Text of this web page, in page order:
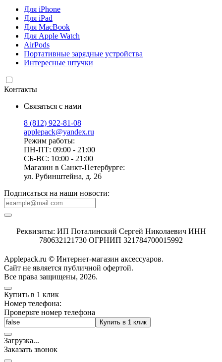
Для iPhone
Для iPad
Для MacBook
Для Apple Watch
AirPods
Портативные зарядные устройства
Интересные штучки
Контакты
Связаться с нами
8 (812) 922-81-08
applepack@yandex.ru
Режим работы:
ПН-ПТ: 09:00 - 21:00
СБ-ВС: 10:00 - 21:00
Магазин в Санкт-Петербурге:
ул. Рубинштейна, д. 26
Подписаться на наши новости:
Реквизиты: ИП Поталинский Сергей Николаевич ИНН
780632121730 ОГРНИП 321784700015992
Applepack.ru © Интернет-магазин аксессуаров.
Cайт не является публичной офертой.
Все права защищены, 2026.
Купить в 1 клик
Номер телефона:
Проверьте номер телефона
Купить в 1 клик
Загрузка...
Заказать звонок